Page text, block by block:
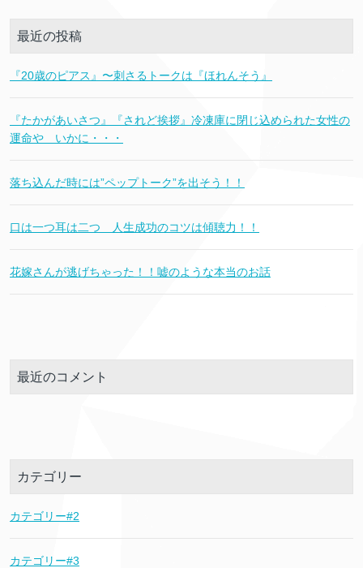
最近の投稿
『20歳のピアス』〜刺さるトークは『ほれんそう』
『たかがあいさつ』『されど挨拶』冷凍庫に閉じ込められた女性の
運命や いかに・・・
落ち込んだ時には”ペップトーク”を出そう！！
口は一つ耳は二つ 人生成功のコツは傾聴力！！
花嫁さんが逃げちゃった！！嘘のような本当のお話
最近のコメント
カテゴリー
カテゴリー#2
カテゴリー#3